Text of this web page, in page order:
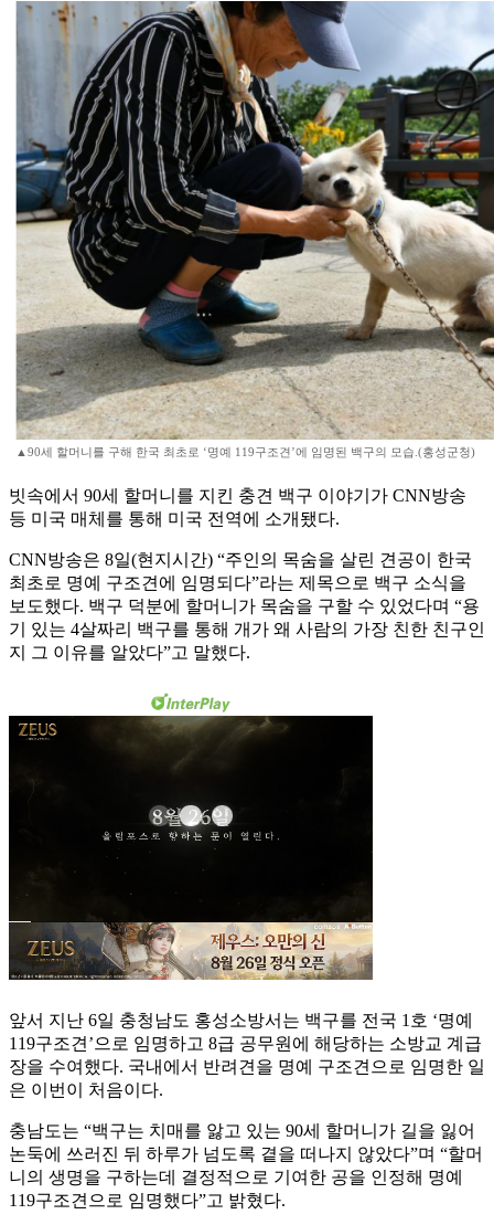
▲90세 할머니를 구해 한국 최초로 ‘명예 119구조견’에 임명된 백구의 모습.(홍성군청)
빗속에서 90세 할머니를 지킨 충견 백구 이야기가 CNN방송
등 미국 매체를 통해 미국 전역에 소개됐다.
CNN방송은 8일(현지시간) “주인의 목숨을 살린 견공이 한국
최초로 명예 구조견에 임명되다”라는 제목으로 백구 소식을
보도했다. 백구 덕분에 할머니가 목숨을 구할 수 있었다며 “용
기 있는 4살짜리 백구를 통해 개가 왜 사람의 가장 친한 친구인
지 그 이유를 알았다”고 말했다.
앞서 지난 6일 충청남도 홍성소방서는 백구를 전국 1호 ‘명예
119구조견’으로 임명하고 8급 공무원에 해당하는 소방교 계급
장을 수여했다. 국내에서 반려견을 명예 구조견으로 임명한 일
은 이번이 처음이다.
충남도는 “백구는 치매를 앓고 있는 90세 할머니가 길을 잃어
논둑에 쓰러진 뒤 하루가 넘도록 곁을 떠나지 않았다”며 “할머
니의 생명을 구하는데 결정적으로 기여한 공을 인정해 명예
119구조견으로 임명했다”고 밝혔다.